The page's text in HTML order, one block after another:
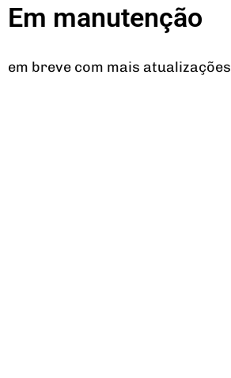
Em manutenção
em breve com mais atualizações